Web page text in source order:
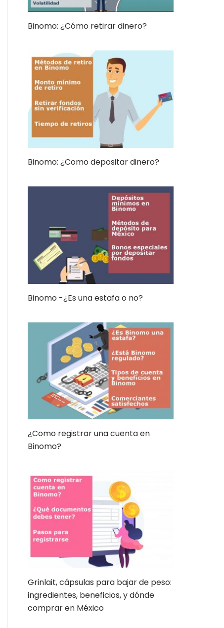
Binomo: ¿Cómo retirar dinero?
Binomo: ¿Como depositar dinero?
Binomo -¿Es una estafa o no?
¿Como registrar una cuenta en
Binomo?
Grinlait, cápsulas para bajar de peso:
ingredientes, beneficios, y dónde
comprar en México